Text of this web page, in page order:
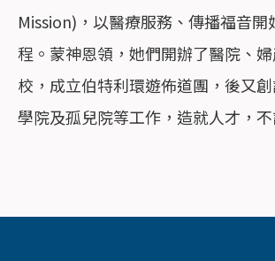
Mission)，以醫療服務、傳播福音開
程。蒙神恩領，她們開辦了醫院、
校，成立伯特利環遊佈道團，後又
學院及孤兒院等工作，造就人才，不